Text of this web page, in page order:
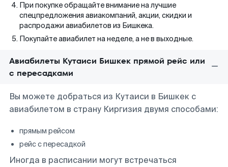
При покупке обращайте внимание на лучшие
спецпредложения авиакомпаний, акции, скидки и
распродажи авиабилетов из Бишкека.
Покупайте авиабилет на неделе, а не в выходные.
Авиабилеты Кутаиси Бишкек прямой рейс или
с пересадками
Вы можете добраться из Кутаиси в Бишкек с
авиабилетом в страну Киргизия двумя способами:
прямым рейсом
рейс с пересадкой
Иногда в расписании могут встречаться